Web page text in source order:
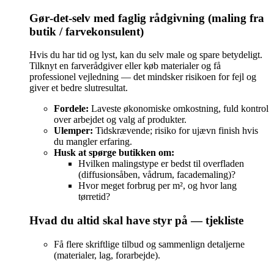
Gør‑det‑selv med faglig rådgivning (maling fra
butik / farvekonsulent)
Hvis du har tid og lyst, kan du selv male og spare betydeligt.
Tilknyt en farverådgiver eller køb materialer og få
professionel vejledning — det mindsker risikoen for fejl og
giver et bedre slutresultat.
Fordele: Laveste økonomiske omkostning, fuld kontrol
over arbejdet og valg af produkter.
Ulemper: Tidskrævende; risiko for ujævn finish hvis
du mangler erfaring.
Husk at spørge butikken om:
Hvilken malingstype er bedst til overfladen
(diffusionsåben, vådrum, facademaling)?
Hvor meget forbrug per m², og hvor lang
tørretid?
Hvad du altid skal have styr på — tjekliste
Få flere skriftlige tilbud og sammenlign detaljerne
(materialer, lag, forarbejde).